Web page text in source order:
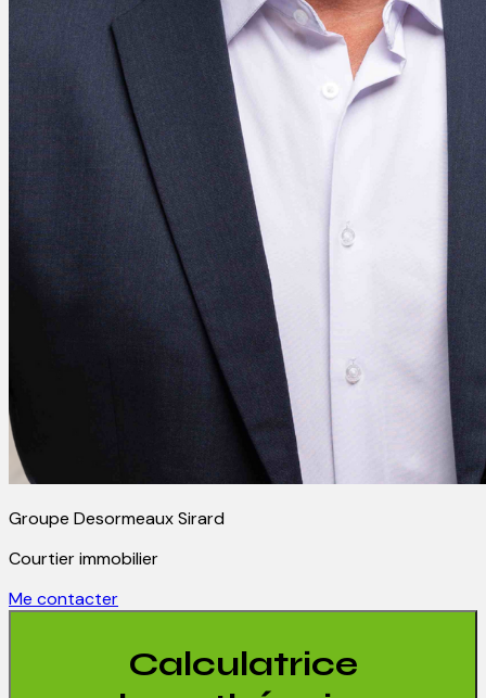
Groupe Desormeaux Sirard
Courtier immobilier
Me contacter
Calculatrice